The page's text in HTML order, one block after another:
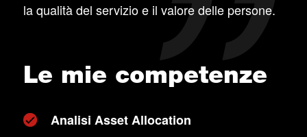
la qualità del servizio e il valore delle persone.
Le mie competenze
Analisi Asset Allocation